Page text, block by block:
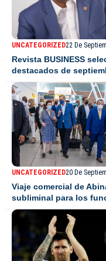
UNCATEGORIZED22 De
Revista BUSINESS
destacados de
UNCATEGORIZED20 De
Viaje comercial de
subliminal para los